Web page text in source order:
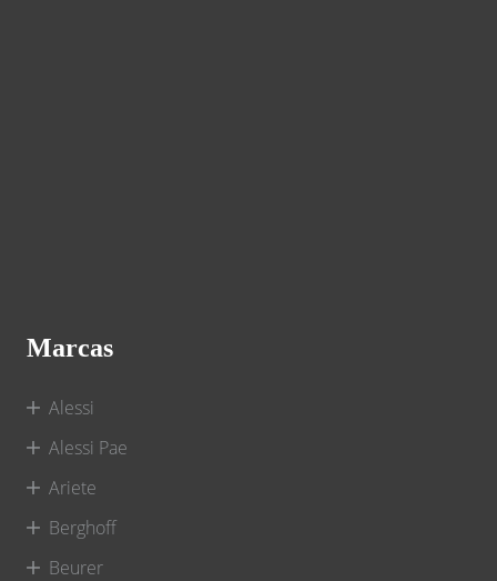
Marcas
Alessi
Alessi Pae
Ariete
Berghoff
Beurer